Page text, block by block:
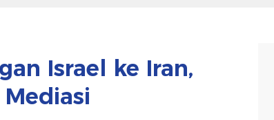
Israel ke Iran,